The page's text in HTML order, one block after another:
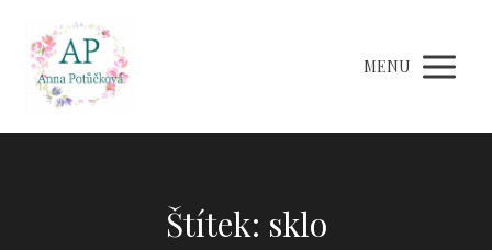
MENU
Štítek: sklo